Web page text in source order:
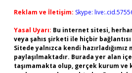
Reklam ve İletişim: Skype:
Yasal Uyarı: Bu internet sitesi,
veya şahıs şirketi ile hiçbir
Sitede yalnızca kendi
paylaşılmaktadır. Burada yer alan
taşımamakta olup, gerçek kurum ve